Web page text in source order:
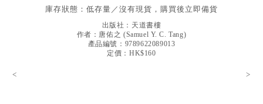
庫存狀態： 低存量／沒有現貨，購買後立即備貨
出版社： 天道書樓
作者： 唐佑之 (Samuel Y. C. Tang)
產品編號：9789622089013
定價：HK$160
< >